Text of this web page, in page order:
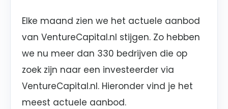
Elke maand zien we het actuele aanbod
van VentureCapital.nl stijgen. Zo hebben
we nu meer dan 330 bedrijven die op
zoek zijn naar een investeerder via
VentureCapital.nl. Hieronder vind je het
meest actuele aanbod.